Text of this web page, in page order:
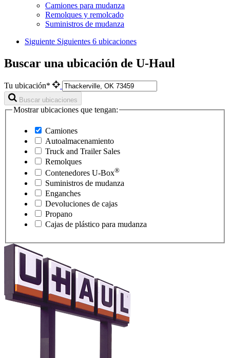
Camiones para mudanza
Remolques y remolcado
Suministros de mudanza
Siguiente Siguientes 6 ubicaciones
Buscar una ubicación de U-Haul
Tu ubicación*
Buscar ubicaciones
Mostrar ubicaciones que tengan:
Camiones
Autoalmacenamiento
Truck and Trailer Sales
Remolques
Contenedores U-Box®
Suministros de mudanza
Enganches
Devoluciones de cajas
Propano
Cajas de plástico para mudanza